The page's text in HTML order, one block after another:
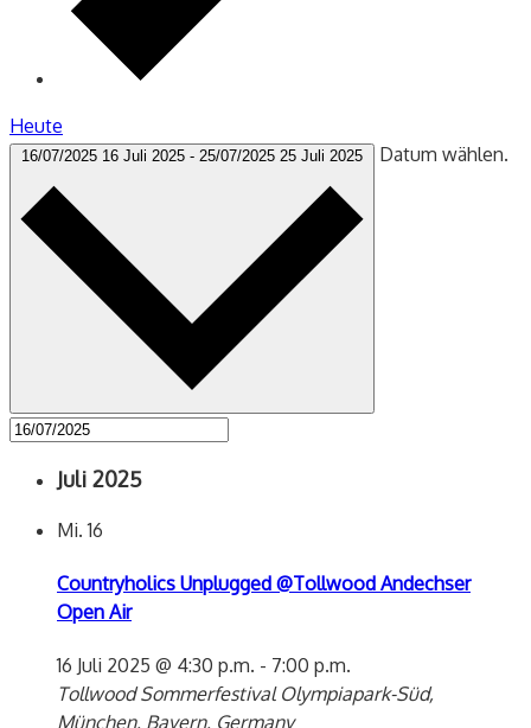
Heute
16/07/2025 16 Juli 2025 - 25/07/2025 25 Juli 2025 Datum wählen.
Juli 2025
Mi.16
Countryholics Unplugged @Tollwood Andechser
Open Air
16 Juli 2025 @ 4:30 p.m. - 7:00 p.m.
Tollwood Sommerfestival Olympiapark-Süd,
München, Bayern, Germany